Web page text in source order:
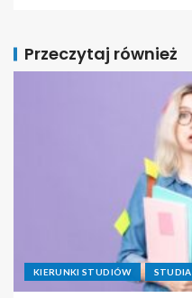
Przeczytaj również
KIERUNKI STUDIÓW STUDIA